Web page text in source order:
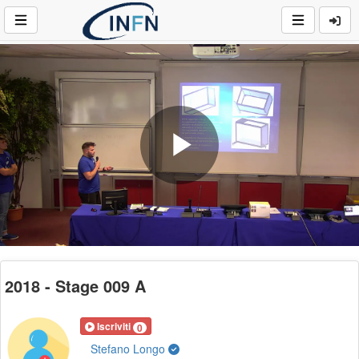
Play
Video
2018 - Stage 009 A
Iscriviti 0
Stefano Longo